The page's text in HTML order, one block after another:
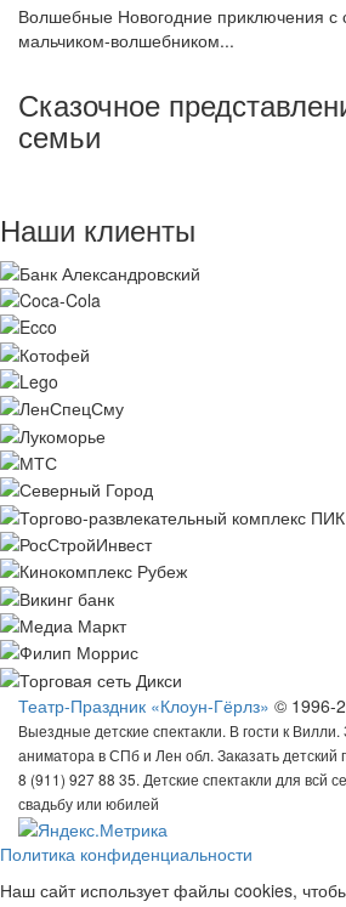
Волшебные Новогодние приключения с
мальчиком-волшебником...
Сказочное
семьи
Наши клиенты
Театр-Праздник «Клоун-Гёрлз» © 1996-
Выездные детские спектакли. В гости к Вилли.
аниматора в СПб и Лен обл. Заказать детский
8 (911) 927 88 35. Детские спектакли для всй
свадьбу или юбилей
Политика конфиденциальности
Наш сайт использует файлы cookies,